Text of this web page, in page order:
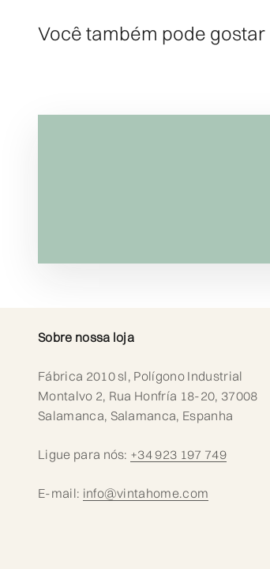
Você também pode gostar
Sobre nossa loja
Fábrica 2010 sl, Polígono Industrial
Montalvo 2, Rua Honfría 18-20, 37008
Salamanca, Salamanca, Espanha
Ligue para nós: +34 923 197 749
E-mail: info@vintahome.com